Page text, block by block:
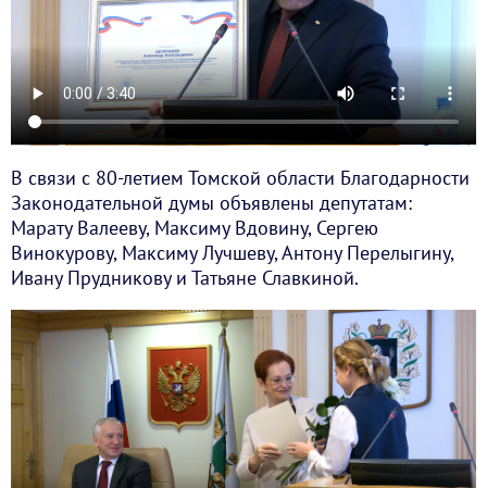
В связи с 80-летием Томской области Благодарности
Законодательной думы объявлены депутатам:
Марату Валееву, Максиму Вдовину, Сергею
Винокурову, Максиму Лучшеву, Антону Перелыгину,
Ивану Прудникову и Татьяне Славкиной.